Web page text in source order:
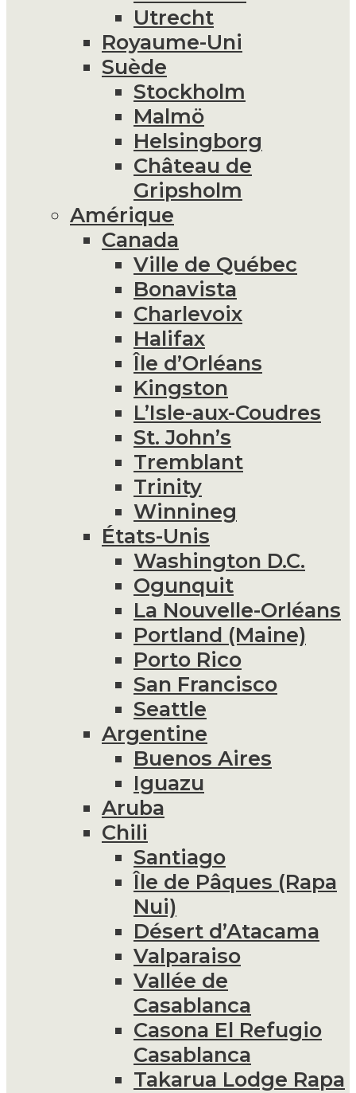
Utrecht
Royaume-Uni
Suède
Stockholm
Malmö
Helsingborg
Château de
Gripsholm
Amérique
Canada
Ville de Québec
Bonavista
Charlevoix
Halifax
Île d’Orléans
Kingston
L’Isle-aux-Coudres
St. John’s
Tremblant
Trinity
Winnineg
États-Unis
Washington D.C.
Ogunquit
La Nouvelle-Orléans
Portland (Maine)
Porto Rico
San Francisco
Seattle
Argentine
Buenos Aires
Iguazu
Aruba
Chili
Santiago
Île de Pâques (Rapa
Nui)
Désert d’Atacama
Valparaiso
Vallée de
Casablanca
Casona El Refugio
Casablanca
Takarua Lodge Rapa